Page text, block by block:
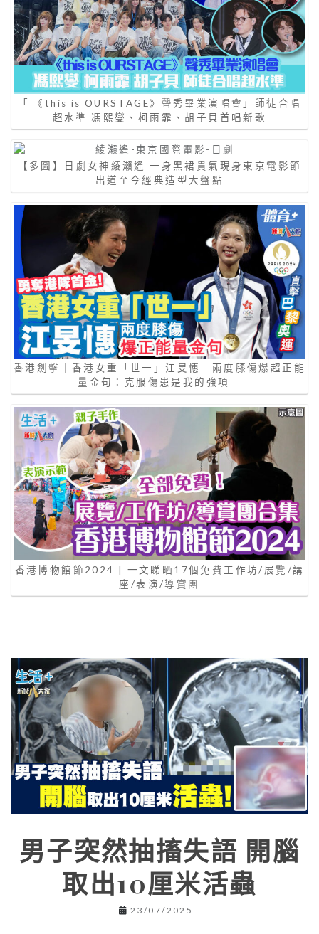
「 《this is OURSTAGE》聲秀畢業演唱會」師徒合唱
超水準 馮熙燮、柯雨霏、胡子貝首唱新歌
【多圖】日劇女神綾瀨遙 一身黑裙貴氣現身東京電影節
出道至今經典造型大盤點
香港劍擊｜香港女重「世一」江旻憓 兩度膝傷爆超正能
量金句：克服傷患是我的強項
香港博物館節2024 | 一文睇晒17個免費工作坊/展覽/講
座/表演/導賞團
男子突然抽搐失語 開腦
取出10厘米活蟲
23/07/2025